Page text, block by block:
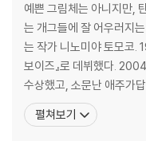
예쁜 그림체는 아니지만,
는 개그들에 잘 어우러지
는 작가 니노미야 토모코.
보이즈』로 데뷔했다.
수상했고, 소문난 애주가
재 기업가의 이야기를 다룬
사장의 애독서로 뽑혀 화제
펼쳐보기